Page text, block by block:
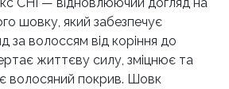
шовку, який забезпечує
за волоссям від коріння до
життєву силу, зміцнює та
волосяний покрив. Шовк